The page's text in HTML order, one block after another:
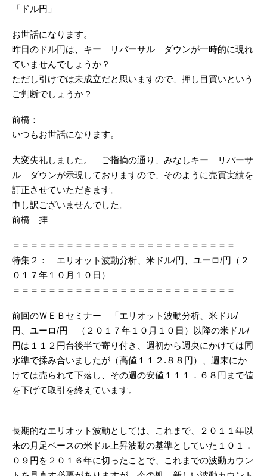
「ドル円」
お世話になります。
昨日のドル円は、キー リバーサル ダウンが一時的に現れ
ていませんでしょうか？
ただし引けでは未成立だと思いますので、押し目買いという
ご判断でしょうか？
前橋：
いつもお世話になります。
大変失礼しました。 ご指摘の通り、みなしキー リバーサ
ル ダウンが示現しておりますので、そのように売買実績を
訂正させていただきます。
申し訳ございませんでした。
前橋 拝
＝＝＝＝＝＝＝＝＝＝＝＝＝＝＝＝＝＝＝＝＝＝＝＝＝
特集２： エリオット波動分析、米ドル/円、ユーロ/円（２
０１７年１０月１０日）
＝＝＝＝＝＝＝＝＝＝＝＝＝＝＝＝＝＝＝＝＝＝＝＝＝
前回のＷＥＢセミナー 「エリオット波動分析、米ドル/
円、ユーロ/円 （２０１７年１０月１０日）以降の米ドル/
円は１１２円台後半で寄り付き、週初から週央にかけては同
水準で揉み合いましたが（高値１１２.８８円）、週末にか
けては売られて下落し、その週の安値１１１．６８円まで値
を下げて取引を終えています。
長期的なエリオット波動としては、これまで、２０１１年以
来の月足ベースの米ドル上昇波動の基準としていた１０１．
０９円を２０１６年に切ったことで、これまでの波動カウン